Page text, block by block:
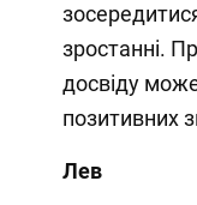
зростанні.
досвіду
позитивних
Лев